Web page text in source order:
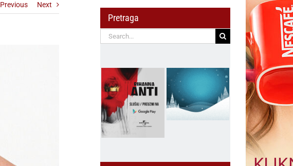
Previous Next
Pretraga
Search
for: